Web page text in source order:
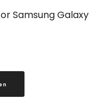
Samsung Galaxy